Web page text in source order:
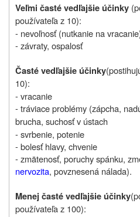
Veľmi časté vedľajšie účinky
používateľa z 10):
- nevoľnosť (nutkanie na
- závraty, ospalosť
Časté vedľajšie účinky
10):
- vracanie
- tráviace problémy (zápcha,
brucha, suchosť v ústach
- svrbenie, potenie
- bolesť hlavy, chvenie
- zmätenosť, poruchy spánku,
nervozita, povznesená nálada).
Menej časté vedľajšie účinky
používateľa z 100):